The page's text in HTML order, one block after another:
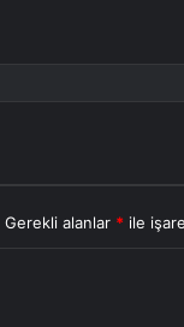
Gerekli alanlar * ile